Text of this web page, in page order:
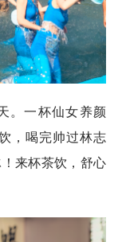
。一杯仙女养颜
，喝完帅过林志
来杯茶饮，舒心